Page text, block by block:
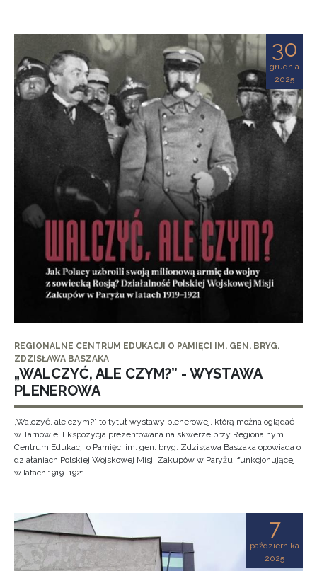
30
grudnia
2025
REGIONALNE CENTRUM EDUKACJI O PAMIĘCI IM. GEN. BRYG.
ZDZISŁAWA BASZAKA
„WALCZYĆ, ALE CZYM?” - WYSTAWA
PLENEROWA
„Walczyć, ale czym?” to tytuł wystawy plenerowej, którą można oglądać
w Tarnowie. Ekspozycja prezentowana na skwerze przy Regionalnym
Centrum Edukacji o Pamięci im. gen. bryg. Zdzisława Baszaka opowiada o
działaniach Polskiej Wojskowej Misji Zakupów w Paryżu, funkcjonującej
w latach 1919–1921.
7
października
2025